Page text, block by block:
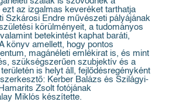
ezt az izgalmas keveréket tarthatja
Szkárosi Endre művészeti pályájának
körülményeit, a tudományos
betekintést kaphat baráti,
könyv amellett, hogy pontos
magánéleti emlékirat is, és mint
szükségszerűen szubjektív és a
is helyt áll, fejlődésregényként
Kerber Balázs és Szilágyi-
Zsolt fotójának
Miklós készítette.